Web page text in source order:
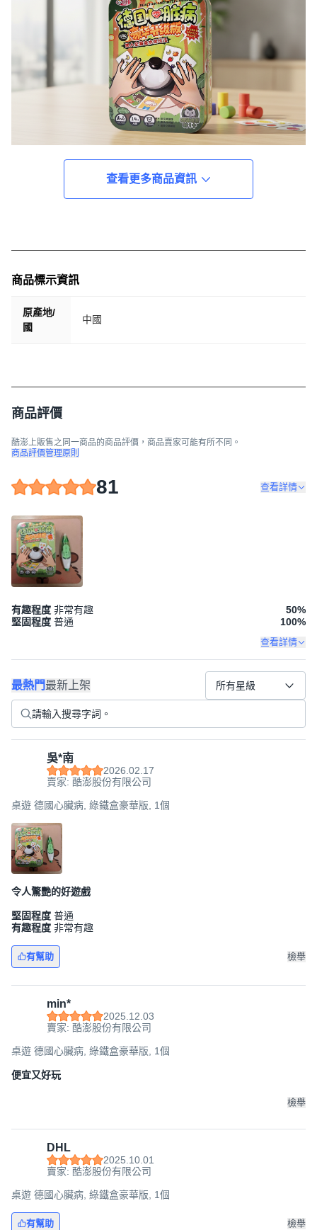
查看更多商品資訊
商品標示資訊
原產地/
國
中國
商品評價
酷澎上販售之同一商品的商品評價，商品賣家可能有所不同。
商品評價管理原則
81 查看詳情
有趣程度 非常有趣 50%
堅固程度 普通 100%
查看詳情
最熱門最新上架 所有星級
吳*南
2026.02.17
賣家: 酷澎股份有限公司
桌遊 德國心臟病, 綠鐵盒豪華版, 1個
令人驚艷的好遊戲
堅固程度 普通
有趣程度 非常有趣
有幫助 檢舉
min*
2025.12.03
賣家: 酷澎股份有限公司
桌遊 德國心臟病, 綠鐵盒豪華版, 1個
便宜又好玩
檢舉
DHL
2025.10.01
賣家: 酷澎股份有限公司
桌遊 德國心臟病, 綠鐵盒豪華版, 1個
有幫助 檢舉